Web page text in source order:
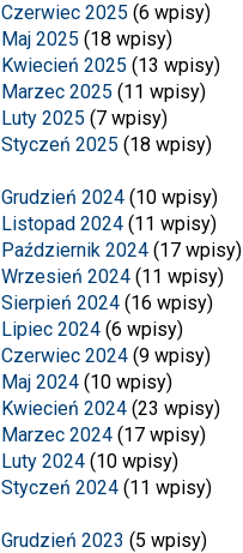
Czerwiec 2025 (6 wpisy)
Maj 2025 (18 wpisy)
Kwiecień 2025 (13 wpisy)
Marzec 2025 (11 wpisy)
Luty 2025 (7 wpisy)
Styczeń 2025 (18 wpisy)
Grudzień 2024 (10 wpisy)
Listopad 2024 (11 wpisy)
Październik 2024 (17 wpisy)
Wrzesień 2024 (11 wpisy)
Sierpień 2024 (16 wpisy)
Lipiec 2024 (6 wpisy)
Czerwiec 2024 (9 wpisy)
Maj 2024 (10 wpisy)
Kwiecień 2024 (23 wpisy)
Marzec 2024 (17 wpisy)
Luty 2024 (10 wpisy)
Styczeń 2024 (11 wpisy)
Grudzień 2023 (5 wpisy)